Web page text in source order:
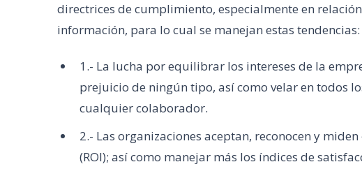
directrices de cumplimiento, especialmente en
información, para lo cual se manejan estas tendencias:
1.- La lucha por equilibrar los intereses de la
prejuicio de ningún tipo, así como velar en todos
cualquier colaborador.
2.- Las organizaciones aceptan, reconocen y
(ROI); así como manejar más los índices de